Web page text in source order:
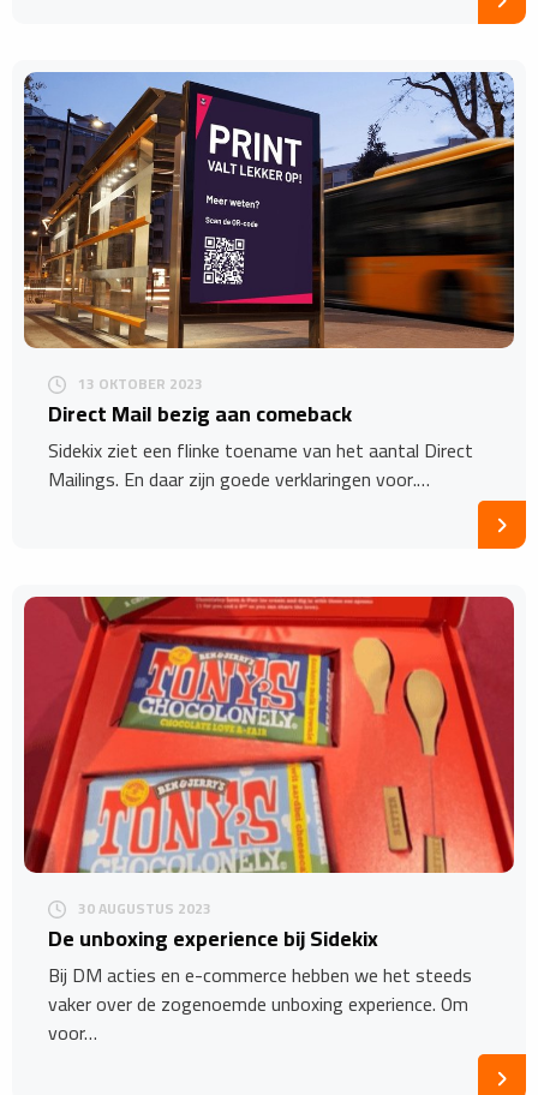
13 OKTOBER 2023
Direct Mail bezig aan comeback
Sidekix ziet een flinke toename van het aantal Direct
Mailings. En daar zijn goede verklaringen voor.…
30 AUGUSTUS 2023
De unboxing experience bij Sidekix
Bij DM acties en e-commerce hebben we het steeds
vaker over de zogenoemde unboxing experience. Om
voor…